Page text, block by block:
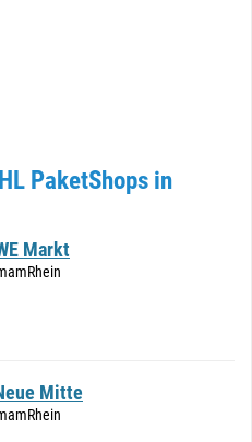
PaketShops in
Markt
Mitte